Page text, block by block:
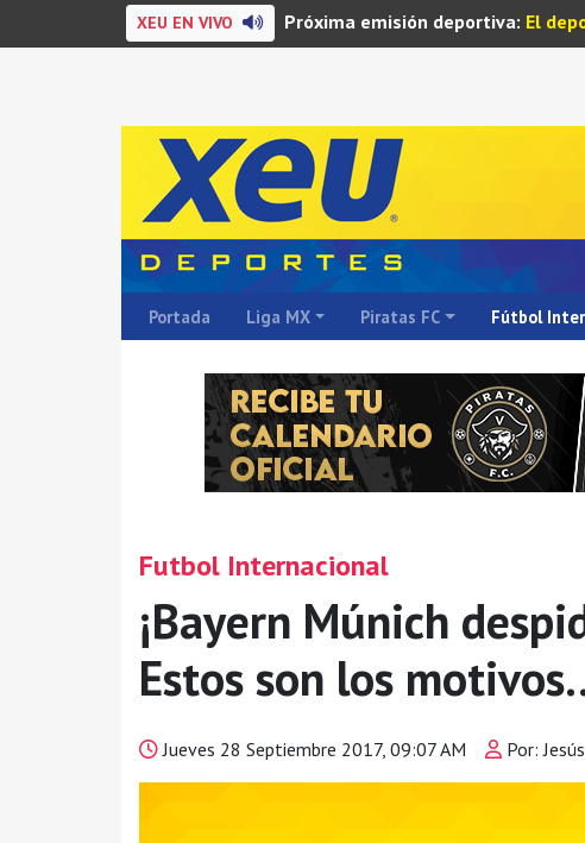
XEU EN VIVO Próxima emisión deportiva: El
Portada Liga MX Piratas FC Fútbol
Futbol Internacional
¡Bayern Múnich
Estos son los
Jueves 28 Septiembre 2017, 09:07 AM Por: